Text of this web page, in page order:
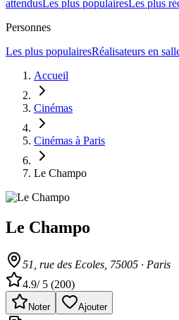
attendusLes plus populairesLes plus
Personnes
Les plus populairesRéalisateurs en
Accueil
Cinémas
Cinémas à Paris
Le Champo
Le Champo
51, rue des Ecoles , 75005 · Paris
4.9/ 5 (200)
Noter Ajouter